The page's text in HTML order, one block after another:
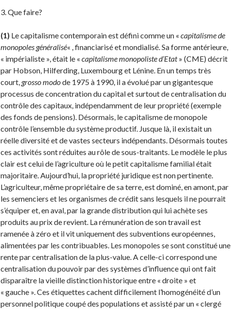
3. Que faire?
(1) Le capitalisme contemporain est défini comme un « capitalisme de
monopoles généralisé« , financiarisé et mondialisé. Sa forme antérieure,
« impérialiste », était le « capitalisme monopoliste d’Etat» (CME) décrit
par Hobson, Hilferding, Luxembourg et Lénine. En un temps très
court,grosso modode 1975 à 1990, il a évolué par un gigantesque
processus de concentration du capital et surtout de centralisation du
contrôle des capitaux, indépendamment de leur propriété (exemple
des fonds de pensions). Désormais, le capitalisme de monopole
contrôle l’ensemble du système productif. Jusque là, il existait un
réelle diversité et de vastes secteurs indépendants. Désormais toutes
ces activités sont réduites au rôle de sous-traitants. Le modèle le plus
clair est celui de l’agriculture où le petit capitalisme familial était
majoritaire. Aujourd’hui, la propriété juridique est non pertinente.
L’agriculteur, même propriétaire de sa terre, est dominé, en amont, par
les semenciers et les organismes de crédit sans lesquels il ne pourrait
s’équiper et, en aval, par la grande distribution qui lui achète ses
produits au prix de revient. La rémunération de son tra­vail est
ramenée à zéro et il vit uniquement des subventions européennes,
alimentées par les contribuables. Les monopoles se sont constitué une
rente par centralisation de la plus-value. A celle-ci correspond une
centralisation du pouvoir par des systèmes d’influence qui ont fait
dispa­raître la vieille distinction historique entre « droite » et
« gauche ». Ces étiquettes cachent difficile­ment l’homogénéité d’un
personnel politique coupé des populations et assisté par un « clergé